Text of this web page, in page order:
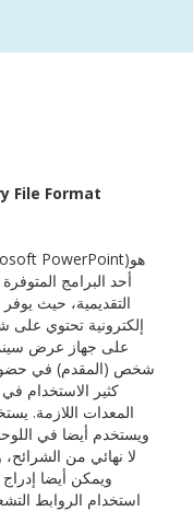
File Format
أحد البرامج
التقديمية، حيث
إلكترونية تحتوي على
على جهاز عرض
شخص (المقدم) في
كثير الاستخدام في
المعدات اللازمة.
ويستخدم أيضا في
لا نهائي من الشرائح،
ويمكن أيضا
استخدام الروابط